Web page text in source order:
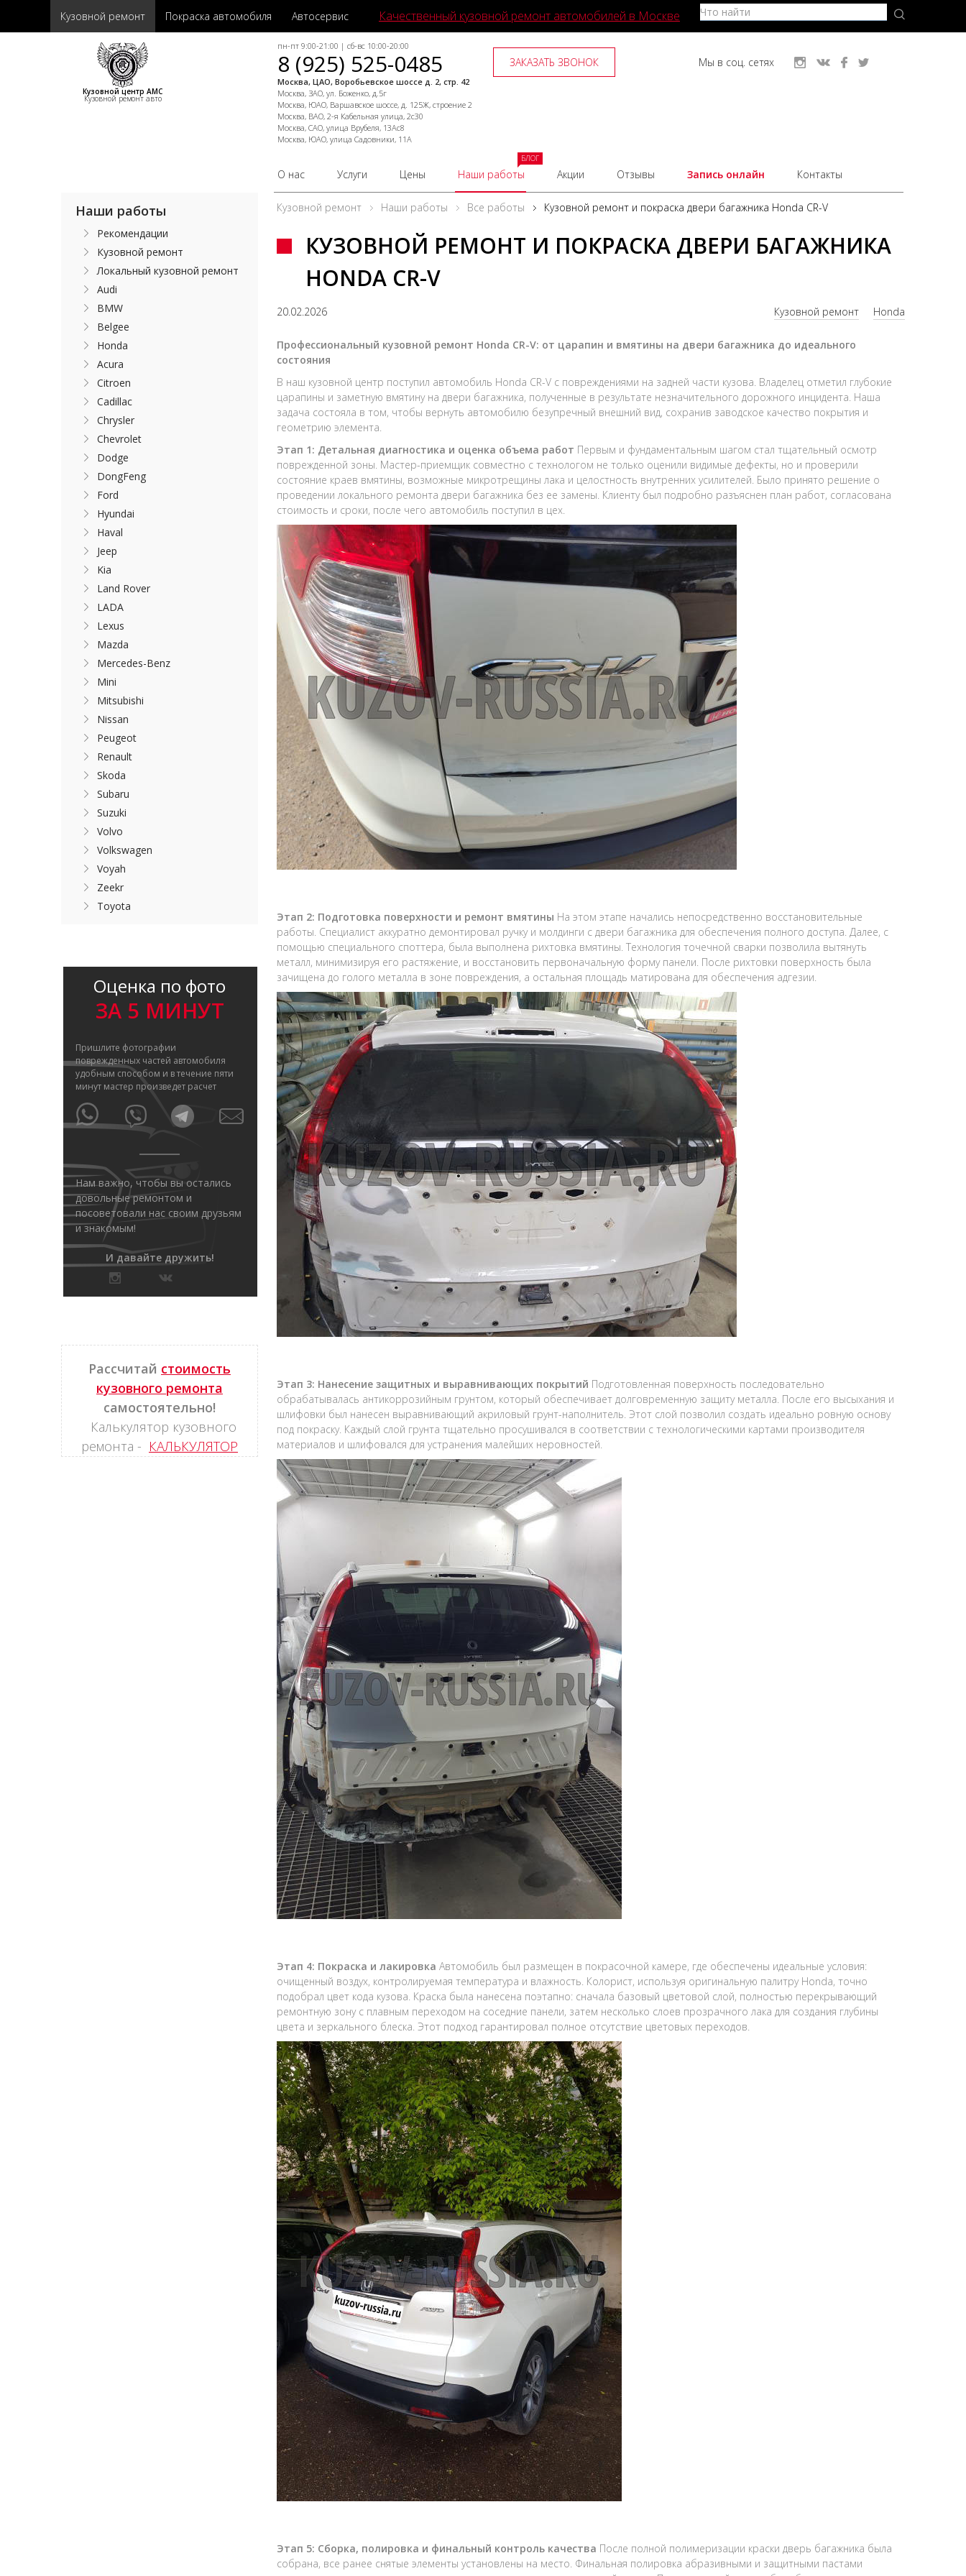
Кузовной ремонт Покраска автомобиля Автосервис Качественный кузовной ремонт автомобилей в Москве
Кузовной центр АМС
Кузовной ремонт авто
пн-пт 9:00-21:00 | сб-вс 10:00-20:00
8 (925) 525-0485
Москва, ЦАО, Воробьевское шоссе д. 2, стр. 42
Москва, ЗАО, ул. Боженко, д.5г
Москва, ЮАО, Варшавское шоссе, д. 125Ж, строение 2
Москва, ВАО, 2-я Кабельная улица, 2с30
Москва, САО, улица Врубеля, 13Ас8
Москва, ЮАО, улица Садовники, 11А
ЗАКАЗАТЬ ЗВОНОК Мы в соц. сетях
О нас Услуги Цены Наши работы
БЛОГ
Акции Отзывы Запись онлайн Контакты
Кузовной ремонт Наши работы Все работы Кузовной ремонт и покраска двери багажника Honda CR-V
КУЗОВНОЙ РЕМОНТ И ПОКРАСКА ДВЕРИ БАГАЖНИКА
HONDA CR-V
20.02.2026 Кузовной ремонт Honda
Профессиональный кузовной ремонт Honda CR-V: от царапин и вмятины на двери багажника до идеального
состояния
В наш кузовной центр поступил автомобиль Honda CR-V с повреждениями на задней части кузова. Владелец отметил глубокие
царапины и заметную вмятину на двери багажника, полученные в результате незначительного дорожного инцидента. Наша
задача состояла в том, чтобы вернуть автомобилю безупречный внешний вид, сохранив заводское качество покрытия и
геометрию элемента.
Этап 1: Детальная диагностика и оценка объема работ Первым и фундаментальным шагом стал тщательный осмотр
поврежденной зоны. Мастер-приемщик совместно с технологом не только оценили видимые дефекты, но и проверили
состояние краев вмятины, возможные микротрещины лака и целостность внутренних усилителей. Было принято решение о
проведении локального ремонта двери багажника без ее замены. Клиенту был подробно разъяснен план работ, согласована
стоимость и сроки, после чего автомобиль поступил в цех.
Этап 2: Подготовка поверхности и ремонт вмятины На этом этапе начались непосредственно восстановительные
работы. Специалист аккуратно демонтировал ручку и молдинги с двери багажника для обеспечения полного доступа. Далее, с
помощью специального споттера, была выполнена рихтовка вмятины. Технология точечной сварки позволила вытянуть
металл, минимизируя его растяжение, и восстановить первоначальную форму панели. После рихтовки поверхность была
зачищена до голого металла в зоне повреждения, а остальная площадь матирована для обеспечения адгезии.
Этап 3: Нанесение защитных и выравнивающих покрытий Подготовленная поверхность последовательно
обрабатывалась антикоррозийным грунтом, который обеспечивает долговременную защиту металла. После его высыхания и
шлифовки был нанесен выравнивающий акриловый грунт-наполнитель. Этот слой позволил создать идеально ровную основу
под покраску. Каждый слой грунта тщательно просушивался в соответствии с технологическими картами производителя
материалов и шлифовался для устранения малейших неровностей.
Этап 4: Покраска и лакировка Автомобиль был размещен в покрасочной камере, где обеспечены идеальные условия:
очищенный воздух, контролируемая температура и влажность. Колорист, используя оригинальную палитру Honda, точно
подобрал цвет кода кузова. Краска была нанесена поэтапно: сначала базовый цветовой слой, полностью перекрывающий
ремонтную зону с плавным переходом на соседние панели, затем несколько слоев прозрачного лака для создания глубины
цвета и зеркального блеска. Этот подход гарантировал полное отсутствие цветовых переходов.
Этап 5: Сборка, полировка и финальный контроль качества После полной полимеризации краски дверь багажника была
собрана, все ранее снятые элементы установлены на место. Финальная полировка абразивными и защитными пастами
Наши работы
Рекомендации
Кузовной ремонт
Локальный кузовной ремонт
Audi
BMW
Belgee
Honda
Acura
Citroen
Cadillac
Chrysler
Chevrolet
Dodge
DongFeng
Ford
Hyundai
Haval
Jeep
Kia
Land Rover
LADA
Lexus
Mazda
Mercedes-Benz
Mini
Mitsubishi
Nissan
Peugeot
Renault
Skoda
Subaru
Suzuki
Volvo
Volkswagen
Voyah
Zeekr
Toyota
Оценка по фото
ЗА 5 МИНУТ
Пришлите фотографии
поврежденных частей автомобиля
удобным способом и в течение пяти
минут мастер произведет расчет
Нам важно, чтобы вы остались
довольные ремонтом и
посоветовали нас своим друзьям
и знакомым!
И давайте дружить!
Рассчитай стоимость
кузовного ремонта
самостоятельно!
Калькулятор кузовного
ремонта - КАЛЬКУЛЯТОР